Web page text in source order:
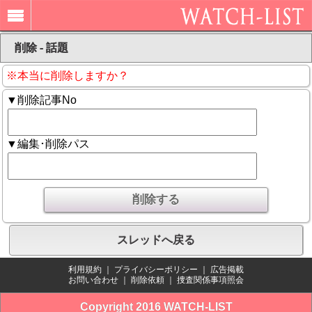
削除 - 話題
※本当に削除しますか？
▼削除記事No
▼編集･削除パス
スレッドへ戻る
利用規約 プライバシーポリシー
広告掲載
お問い合わせ
削除依頼 捜査関係事項照会
Copyright 2016 WATCH-LIST